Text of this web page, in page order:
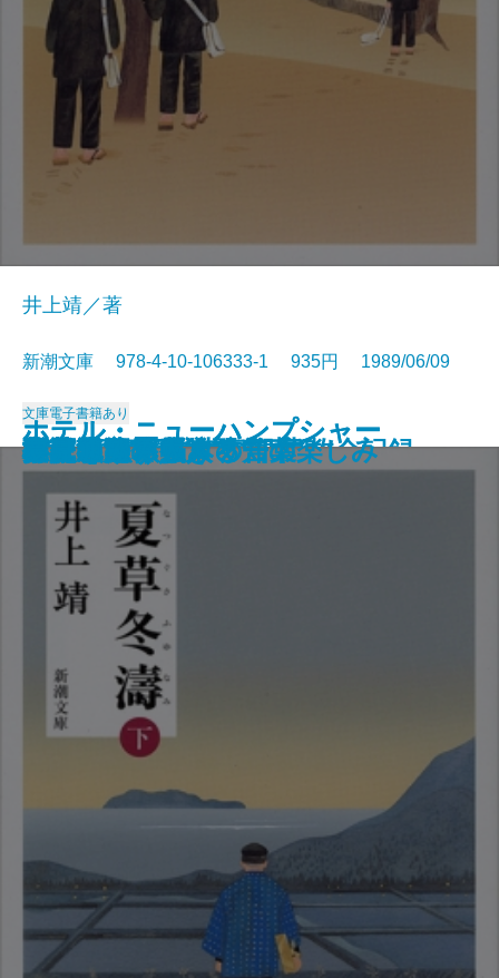
ホテル・ニューハンプシャー
〔上〕
ホテル・ニューハンプシャー
〔下〕
村上朝日堂の逆襲
長英逃亡〔上〕
長英逃亡〔下〕
吉原御免状
大垣行345M列車の殺意
墜落の夏―日航123便事故全記録―
新編 銀河鉄道の夜
夏草冬濤〔上〕
井上靖／著
新潮文庫 978-4-10-106333-1 935円 1989/06/09
文庫電子書籍あり
夏草冬濤〔下〕
打たれ強く生きる
バーボン・ストリート
アメリカ素描
ご依頼の件
江戸アルキ帖
白夜を旅する人々
小説のたくらみ、知の楽しみ
心に迫るパウロの言葉
夢見通りの人々